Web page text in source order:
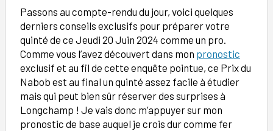
Passons au compte-rendu du jour, voici quelques
derniers conseils exclusifs pour préparer votre
quinté de ce Jeudi 20 Juin 2024 comme un pro.
Comme vous l’avez découvert dans mon pronostic
exclusif et au fil de cette enquête pointue, ce Prix du
Nabob est au final un quinté assez facile à étudier
mais qui peut bien sûr réserver des surprises à
Longchamp ! Je vais donc m’appuyer sur mon
pronostic de base auquel je crois dur comme fer